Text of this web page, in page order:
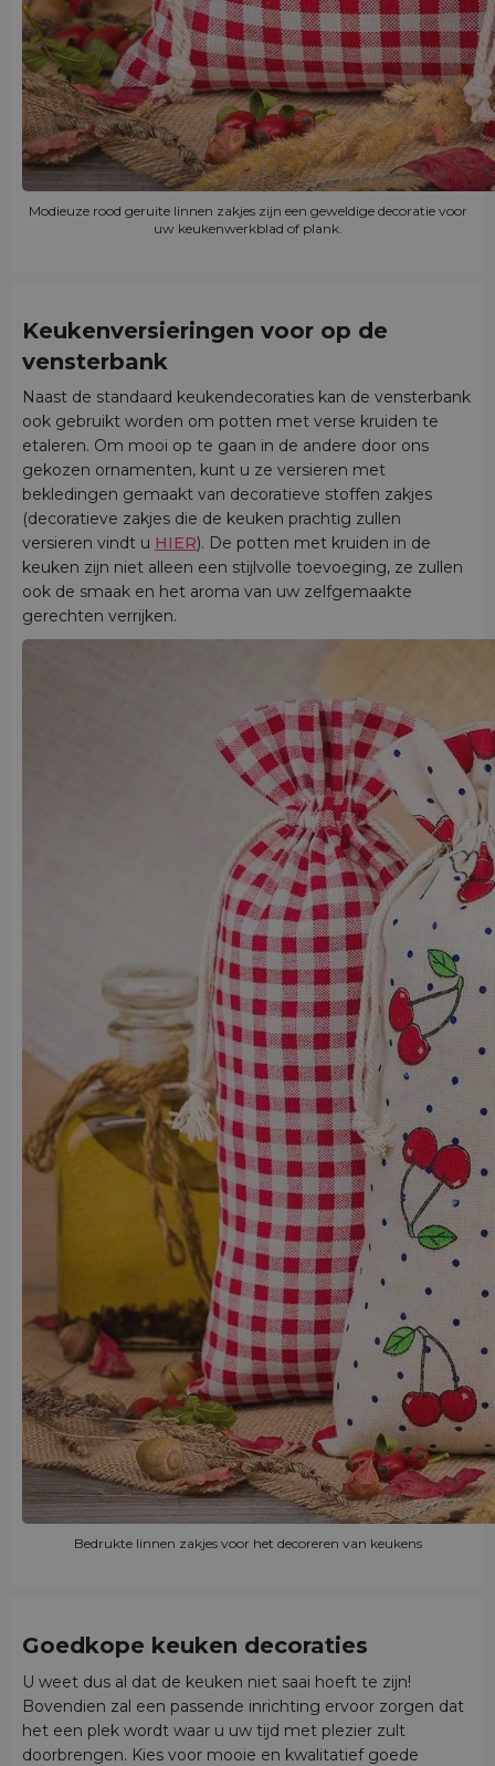
Modieuze rood geruite linnen zakjes zijn een geweldige decoratie voor
uw keukenwerkblad of plank.
Keukenversieringen voor op de
vensterbank
Naast de standaard keukendecoraties kan de vensterbank
ook gebruikt worden om potten met verse kruiden te
etaleren. Om mooi op te gaan in de andere door ons
gekozen ornamenten, kunt u ze versieren met
bekledingen gemaakt van decoratieve stoffen zakjes
(decoratieve zakjes die de keuken prachtig zullen
versieren vindt u HIER). De potten met kruiden in de
keuken zijn niet alleen een stijlvolle toevoeging, ze zullen
ook de smaak en het aroma van uw zelfgemaakte
gerechten verrijken.
Bedrukte linnen zakjes voor het decoreren van keukens
Goedkope keuken decoraties
U weet dus al dat de keuken niet saai hoeft te zijn!
Bovendien zal een passende inrichting ervoor zorgen dat
het een plek wordt waar u uw tijd met plezier zult
doorbrengen. Kies voor mooie en kwalitatief goede